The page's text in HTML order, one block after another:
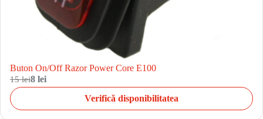
Buton On/Off Razor Power Core E100
15 lei8 lei
Verifică disponibilitatea